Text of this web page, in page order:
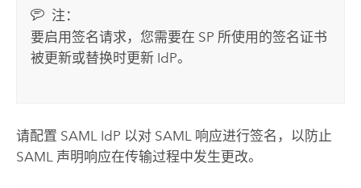
注：
要启用签名请求，您需要在 SP 所使用的签名证书
被更新或替换时更新 IdP。
请配置 SAML IdP 以对 SAML 响应进行签名，以防止
SAML 声明响应在传输过程中发生更改。